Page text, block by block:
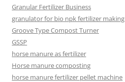
Granular Fertilizer Business
granulator for bio npk fertilizer making
Groove Type Compost Turner
GSSP
horse manure as fertilizer
Horse manure composting
horse manure fertilizer pellet machine